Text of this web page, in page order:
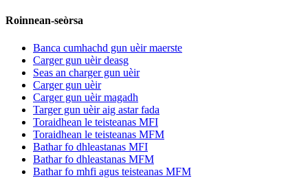
Roinnean-seòrsa
Banca cumhachd gun uèir maerste
Carger gun uèir deasg
Seas an charger gun uèir
Carger gun uèir
Carger gun uèir magadh
Targer gun uèir aig astar fada
Toraidhean le teisteanas MFI
Toraidhean le teisteanas MFM
Bathar fo dhleastanas MFI
Bathar fo dhleastanas MFM
Bathar fo mhfi agus teisteanas MFM